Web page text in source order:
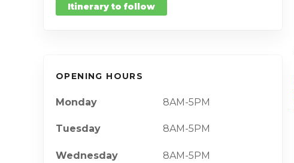
Itinerary to follow
OPENING HOURS
Monday 8AM-5PM
Tuesday 8AM-5PM
Wednesday 8AM-5PM